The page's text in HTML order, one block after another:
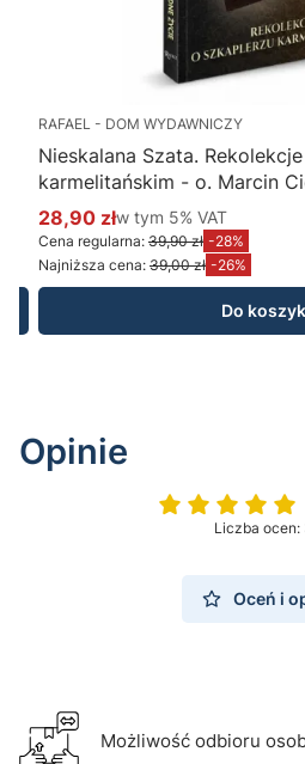
RAFAEL - DOM WYDAWNICZY
Nieskalana Szata.
karmelitańskim - o. Marcin
Cena promocyjna brutto
28,90 złw tym %s VAT
w tym 5% VAT
Cena regularna: 39,90 zł -28%
Najniższa cena: 39,00 zł -26%
Do
Opinie
Liczba ocen:
Oceń i
Możliwość odbioru